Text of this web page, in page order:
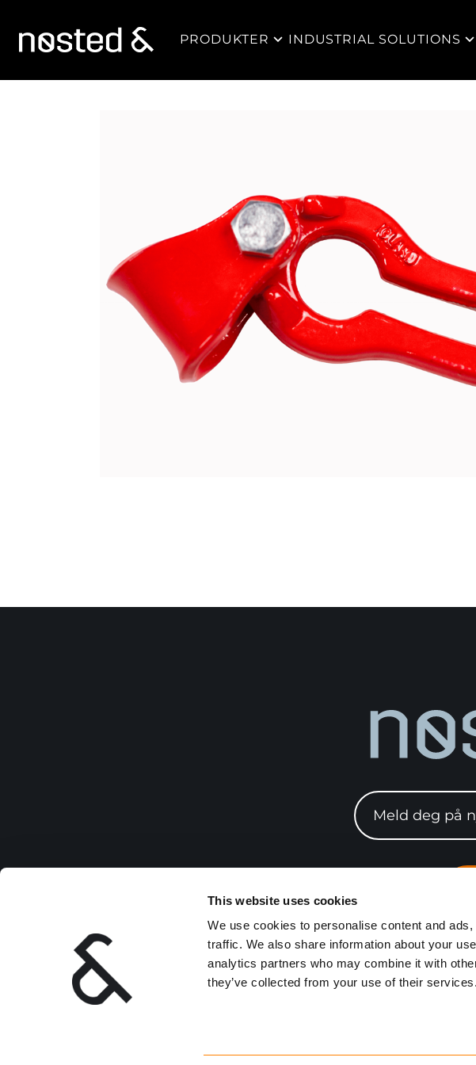
This website uses cookies
We use cookies to personalise content and
traffic. We also share information about your
analytics partners who may combine it with
they’ve collected from your use of their services.
PRODUKTER INDUSTRIAL SOLUTIONS
Meld deg på
Ledige
Personvern